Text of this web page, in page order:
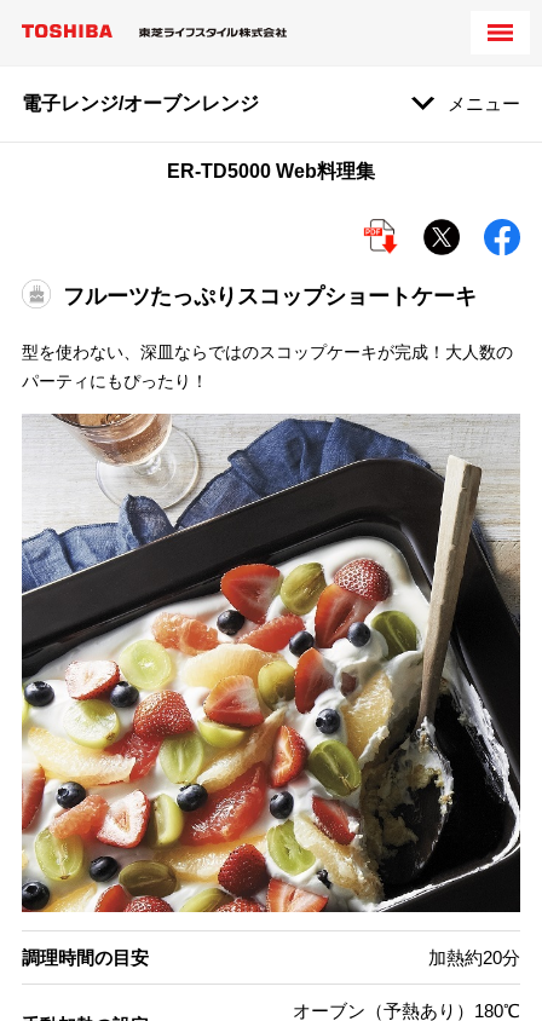
電子レンジ/オーブンレンジ メニュー
ER-TD5000 Web料理集
フルーツたっぷりスコップショートケーキ
型を使わない、深皿ならではのスコップケーキが完成！大人数の
パーティにもぴったり！
調理時間の目安 加熱約20分
オーブン（予熱あり）180℃